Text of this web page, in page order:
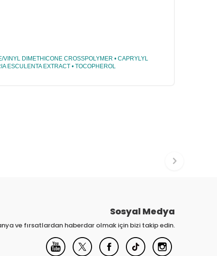
VINYL DIMETHICONE CROSSPOLYMER • CAPRYLYL
ESCULENTA EXTRACT • TOCOPHEROL
Sosyal Medya
ve fırsatlardan haberdar olmak için bizi takip edin.